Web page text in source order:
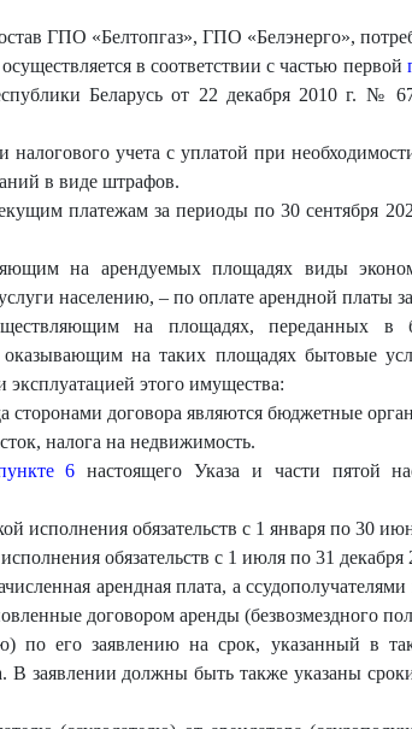
ГПО «Белтопгаз», ГПО «Белэнерго»,
в соответствии с частью первой
Беларусь от 22 декабря 2010 г. №
налогового учета с уплатой при
в виде штрафов.
платежам за периоды по 30 сентября
на арендуемых площадях виды
населению, – по оплате арендной платы
на площадях, переданных в
оказывающим на таких площадях бытовые
этого имущества:
сторонами договора являются бюджетные
налога на недвижимость.
6 настоящего Указа и части пятой
исполнения обязательств с 1 января по 30
обязательств с 1 июля по 31 декабря
арендная плата, а
договором аренды (безвозмездного
по его заявлению на срок, указанный в
В заявлении должны быть также указаны